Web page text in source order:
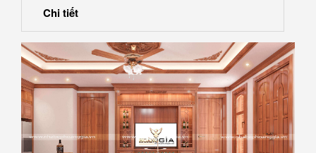
Chi tiết